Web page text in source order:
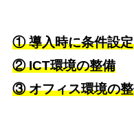
① 導入時に条件設
② ICT環境の整備
③ オフィス環境の